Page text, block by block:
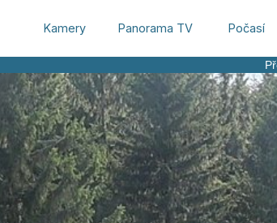
Kamery Panorama TV Počasí